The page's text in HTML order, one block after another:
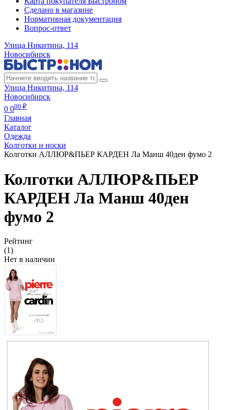
Сделано в магазине
Нормативная документация
Вопрос-ответ
Улица Никитина, 114
Новосибирск
Улица Никитина, 114
Новосибирск
0 000 ₽
Главная
Каталог
Одежда
Колготки и носки
Колготки АЛЛЮР&ПЬЕР КАРДЕН Ла Манш 40ден фумо 2
Колготки АЛЛЮР&ПЬЕР
КАРДЕН Ла Манш 40ден
фумо 2
Рейтинг
(1)
Нет в наличии